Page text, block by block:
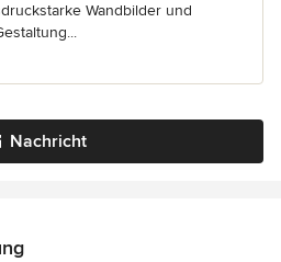
Wandbilder und
Nachricht